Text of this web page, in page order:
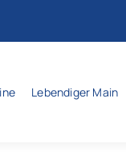
Lebendiger Main